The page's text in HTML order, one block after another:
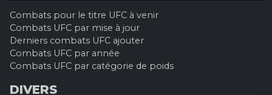
Combats pour le titre UFC à venir
Combats UFC par mise à jour
Derniers combats UFC ajouter
Combats UFC par année
Combats UFC par catégorie de poids
DIVERS